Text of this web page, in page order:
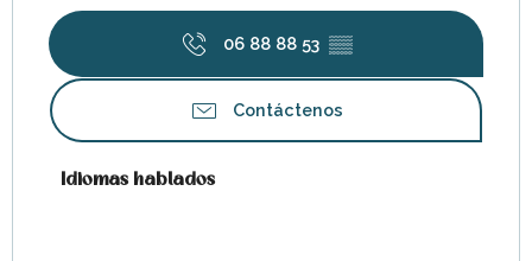
06 88 88 53 ▒▒
Contáctenos
Idiomas hablados
Idiomas hablados